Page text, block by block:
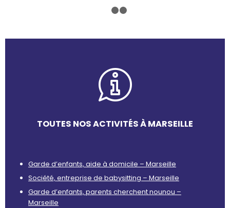
TOUTES NOS ACTIVITÉS À MARSEILLE
Garde d’enfants, aide à domicile – Marseille
Société, entreprise de babysitting – Marseille
Garde d’enfants, parents cherchent nounou –
Marseille